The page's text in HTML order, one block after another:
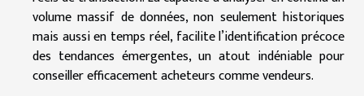
volume massif de données, non seulement historiques
mais aussi en temps réel, facilite l’identification précoce
des tendances émergentes, un atout indéniable pour
conseiller efficacement acheteurs comme vendeurs.